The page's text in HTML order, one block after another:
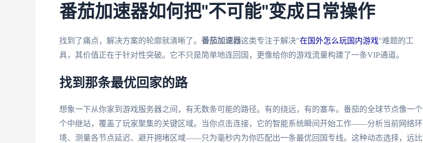
番茄加速器如何把"不可能"变成日常操作
找到了痛点，解决方案的轮廓就清晰了。 番茄加速器这类专注于解决"在国外怎么玩国内游戏"难题的工
具，其价值正在于针对性突破。它不只是简单地连回国，更像给你的游戏流量构建了一条VIP通道。
找到那条最优回家的路
想象一下从你家到游戏服务器之间，有无数条可能的路径。有的绕远，有的塞车。番茄的全球节点像一个
个中继站，覆盖了玩家聚集的关键区域。当你点击连接，它的智能系统瞬间开始工作——分析当前网络环
境、测量各节点延迟、避开拥堵区域——只为毫秒内为你匹配出一条最优回国专线。这种动态选择，远比